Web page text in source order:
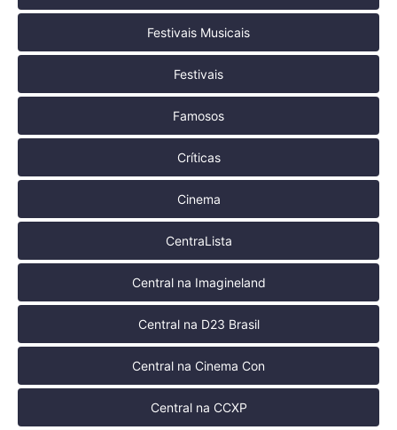
Festivais Musicais
Festivais
Famosos
Críticas
Cinema
CentraLista
Central na Imagineland
Central na D23 Brasil
Central na Cinema Con
Central na CCXP